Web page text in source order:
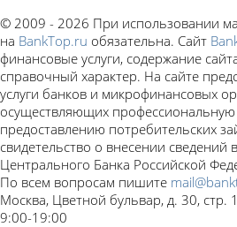
© 2009 - 2026 При использовании
на BankTop.ru обязательна. Сайт
финансовые услуги, содержание
справочный характер. На сайте
услуги банков и микрофинансовых
осуществляющих профессиональную
предоставлению потребительских
свидетельство о внесении сведений
Центрального Банка Российской
По всем вопросам пишите
Москва, Цветной бульвар, д. 30,
9:00-19:00